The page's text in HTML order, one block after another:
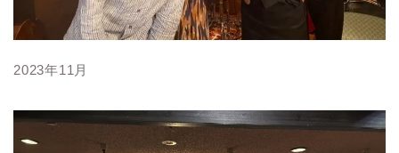
2023年11月